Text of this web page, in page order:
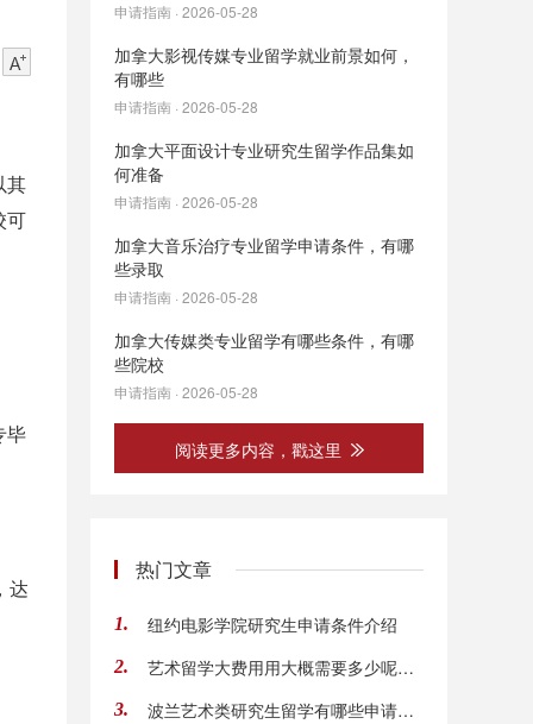
其
可
毕
达
申请指南 · 2026-05-28
加拿大影视传媒专业留学就业前景如何，
有哪些
申请指南 · 2026-05-28
加拿大平面设计专业研究生留学作品集如
何准备
申请指南 · 2026-05-28
加拿大音乐治疗专业留学申请条件，有哪
些录取
申请指南 · 2026-05-28
加拿大传媒类专业留学有哪些条件，有哪
些院校
申请指南 · 2026-05-28
阅读更多内容，戳这里
热门文章
1. 纽约电影学院研究生申请条件介绍
2. 艺术留学大费用用大概需要多少呢，学费高吗呀
3. 波兰艺术类研究生留学有哪些申请要求，有哪些